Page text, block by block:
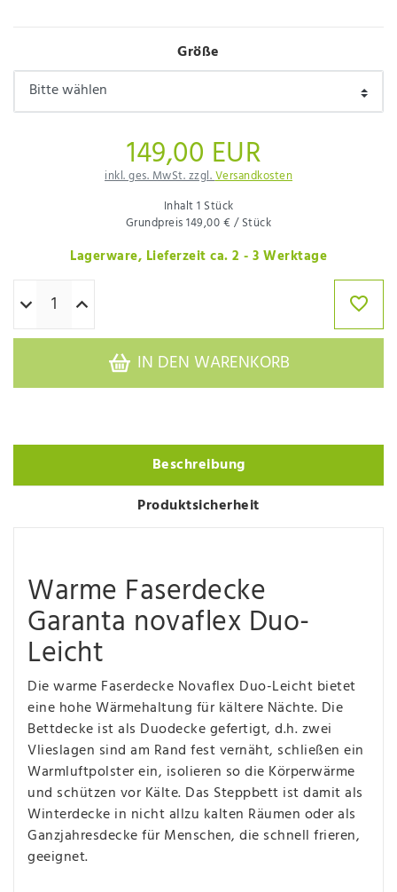
Größe
149,00 EUR
inkl. ges. MwSt. zzgl.Versandkosten
Inhalt1 Stück
Grundpreis149,00 € / Stück
Lagerware, Lieferzeit ca. 2 - 3 Werktage
IN DEN WARENKORB
Beschreibung
Produktsicherheit
Warme Faserdecke
Garanta novaflex Duo-
Leicht
Die warme Faserdecke Novaflex Duo-Leicht bietet
eine hohe Wärmehaltung für kältere Nächte. Die
Bettdecke ist als Duodecke gefertigt, d.h. zwei
Vlieslagen sind am Rand fest vernäht, schließen ein
Warmluftpolster ein, isolieren so die Körperwärme
und schützen vor Kälte. Das Steppbett ist damit als
Winterdecke in nicht allzu kalten Räumen oder als
Ganzjahresdecke für Menschen, die schnell frieren,
geeignet.